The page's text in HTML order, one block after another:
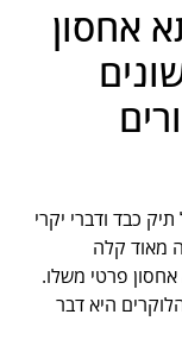
אחסון
כבד ודברי יקרי
מאוד קלה
פרטי משלו.
היא דבר